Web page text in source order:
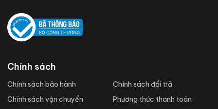
Chính sách
Chính sách bảo hành
Chính sách vận chuyển
Chính sách đổi trả
Phương thức thanh toán